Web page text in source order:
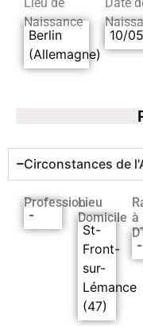
Naissance
Berlin
(Allemagne)
10/
Circonstances de
Profession
-
Lieu
Domicile
St-
Front-
sur-
Lémance
(47)
à
-